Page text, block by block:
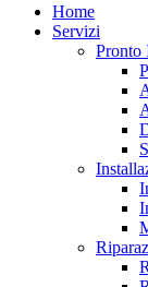
Home
Servizi
Pronto